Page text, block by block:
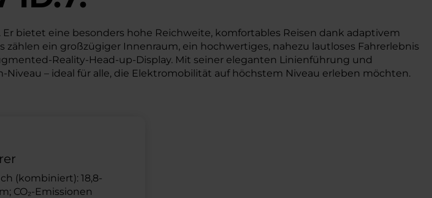
bietet eine besonders hohe Reichweite, komfortables Reisen dank adaptivem
ein großzügiger Innenraum, ein hochwertiges, nahezu lautloses Fahrerlebnis
Reality-Head-up-Display. Mit seiner eleganten Linienführung und
– ideal für alle, die Elektromobilität auf höchstem Niveau erleben möchten.
(kombiniert): 18,8-
CO₂-Emissionen